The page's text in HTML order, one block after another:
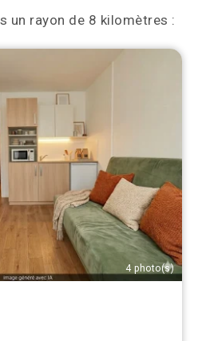
un rayon de 8 kilomètres :
4 photo(s)